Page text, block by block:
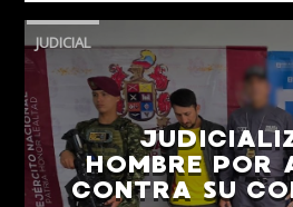
JUDICIAL
HOMBRE POR
CONTRA SU